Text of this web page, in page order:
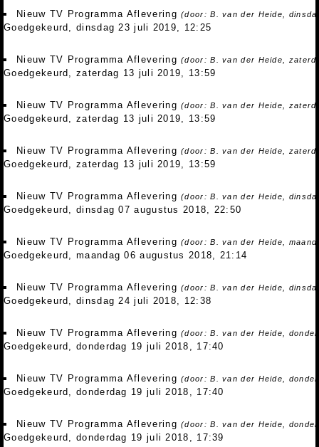
Nieuw TV Programma Aflevering(door: B. van der Heide,
Goedgekeurd, dinsdag 23 juli 2019, 12:25
Nieuw TV Programma Aflevering(door: B. van der Heide,
Goedgekeurd, zaterdag 13 juli 2019, 13:59
Nieuw TV Programma Aflevering(door: B. van der Heide,
Goedgekeurd, zaterdag 13 juli 2019, 13:59
Nieuw TV Programma Aflevering(door: B. van der Heide,
Goedgekeurd, zaterdag 13 juli 2019, 13:59
Nieuw TV Programma Aflevering(door: B. van der Heide,
Goedgekeurd, dinsdag 07 augustus 2018, 22:50
Nieuw TV Programma Aflevering(door: B. van der Heide,
Goedgekeurd, maandag 06 augustus 2018, 21:14
Nieuw TV Programma Aflevering(door: B. van der Heide,
Goedgekeurd, dinsdag 24 juli 2018, 12:38
Nieuw TV Programma Aflevering(door: B. van der Heide,
Goedgekeurd, donderdag 19 juli 2018, 17:40
Nieuw TV Programma Aflevering(door: B. van der Heide,
Goedgekeurd, donderdag 19 juli 2018, 17:40
Nieuw TV Programma Aflevering(door: B. van der Heide,
Goedgekeurd, donderdag 19 juli 2018, 17:39